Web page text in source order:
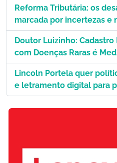
Reforma Tributária: os
marcada por incertezas e
Doutor Luizinho:
com Doenças Raras é
Lincoln Portela quer
e letramento digital para